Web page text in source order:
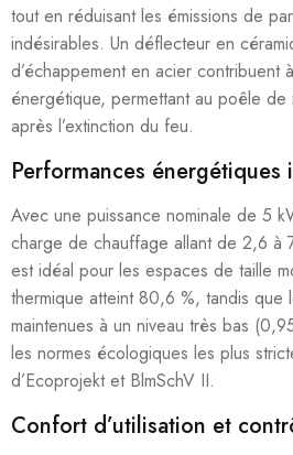
tout en réduisant les émissions de
indésirables. Un déflecteur en
d’échappement en acier contribuent
énergétique, permettant au poêle
après l’extinction du feu.
Performances énergétiques
Avec une puissance nominale de 5
charge de chauffage allant de 2,6 à
est idéal pour les espaces de taille
thermique atteint 80,6 %, tandis que
maintenues à un niveau très bas
les normes écologiques les plus
d’Ecoprojekt et BlmSchV II.
Confort d’utilisation et